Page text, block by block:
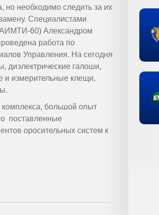
но необходимо следить за их
Специалистами
60) Александром
работа по
Управления. На сегодня
диэлектрические галоши,
и измерительные клещи,
большой опыт
поставленные
оросительных систем к